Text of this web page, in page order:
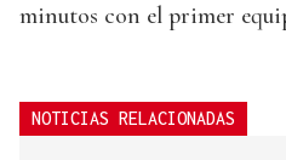
minutos con el primer
NOTICIAS RELACIONADAS